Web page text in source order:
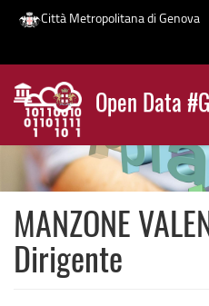
Salta
contenuto
principale
Città Metropolitana di Genova
Open Data
News
MANZONE
Dirigente